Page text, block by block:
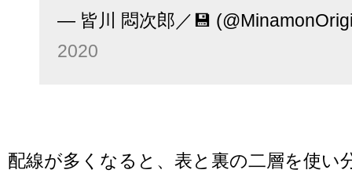
— 皆川 悶次郎／💾
2020
配線が多くなると、表と裏の二層を使い